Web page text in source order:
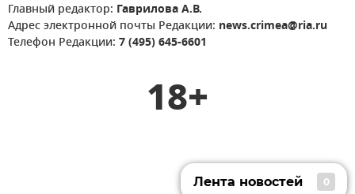
Главный редактор: Гаврилова А.В.
Адрес электронной почты Редакции: news.crimea@ria.ru
Телефон Редакции: 7 (495) 645-6601
18+
Лента новостей 0